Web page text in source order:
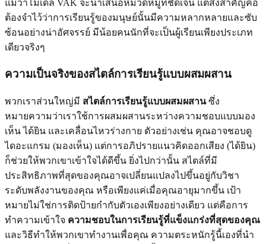
แม้ว่าโมเดล VAK จะนำเสนอหมวดหมู่ที่ชัดเจน แต่สิ่งสำคัญคือ
ต้องจำไว้ว่าการเรียนรู้ของมนุษย์นั้นมีความหลากหลายและซับ
ซ้อนอย่างน่าอัศจรรย์ มีน้อยคนนักที่จะเป็นผู้เรียนเพียงประเภท
เดียวจริงๆ
ความเป็นจริงของสไตล์การเรียนรู้แบบผสมผสาน
พวกเราส่วนใหญ่มี สไตล์การเรียนรู้แบบผสมผสานซึ่ง
หมายความว่าเราใช้การผสมผสานระหว่างความชอบแบบมอง
เห็น ได้ยิน และเคลื่อนไหวร่างกาย ตัวอย่างเช่น คุณอาจชอบดู
ไดอะแกรม (มองเห็น) แต่การอภิปรายแนวคิดออกเสียง (ได้ยิน)
ก็ช่วยให้พวกเขาเข้าใจได้ดีขึ้น ยิ่งไปกว่านั้น สไตล์ที่มี
ประสิทธิภาพที่สุดของคุณอาจเปลี่ยนแปลงไปขึ้นอยู่กับวิชา
ระดับพลังงานของคุณ หรือเพียงแค่เมื่อคุณอายุมากขึ้น เป้า
หมายไม่ใช่การติดป้ายกำกับตัวเองเพียงอย่างเดียว แต่คือการ
ทำความเข้าใจ ความชอบในการเรียนรู้ที่แข็งแกร่งที่สุดของคุณ
และวิธีทำให้พวกเขาทำงานเพื่อคุณ ความตระหนักรู้นี้เองที่นำ